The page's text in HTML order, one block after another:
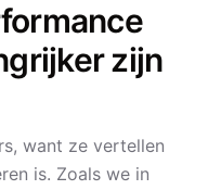
zijn
want ze vertellen
is. Zoals we in